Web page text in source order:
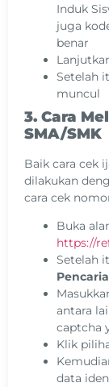
Induk
juga
benar
Setelah
muncul
3. Cara
SMA/SMK
Baik cara cek
dilakukan
cara cek
Buka
https://
Setelah
antara
captcha
Klik
data